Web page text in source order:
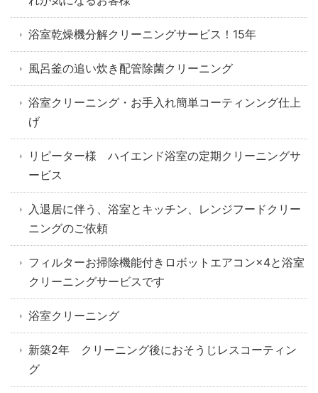
浴室乾燥機分解クリーニングサービス！15年
風呂釜の追い炊き配管除菌クリーニング
浴室クリーニング・お手入れ簡単コーティンング仕上
げ
リピーター様 ハイエンド浴室の定期クリーニングサ
ービス
入退居に伴う、浴室とキッチン、レンジフードクリー
ニングのご依頼
フィルターお掃除機能付きロボットエアコン×4と浴室
クリーニングサービスです
浴室クリーニング
新築2年 クリーニング後におそうじレスコーティン
グ